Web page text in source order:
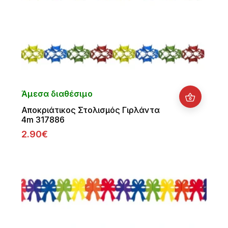
Άμεσα διαθέσιμο
Αποκριάτικος Στολισμός Γιρλάντα
4m 317886
2.90€